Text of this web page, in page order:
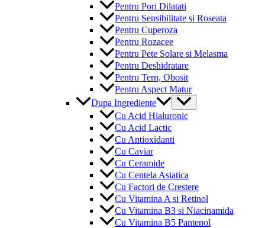
Pentru Pori Dilatati
Pentru Sensibilitate si Roseata
Pentru Cuperoza
Pentru Rozacee
Pentru Pete Solare si Melasma
Pentru Deshidratare
Pentru Tern, Obosit
Pentru Aspect Matur
Dupa Ingrediente
Menu
Toggle
Cu Acid Hialuronic
Cu Acid Lactic
Cu Antioxidanti
Cu Caviar
Cu Ceramide
Cu Centela Asiatica
Cu Factori de Crestere
Cu Vitamina A si Retinol
Cu Vitamina B3 si Niacinamida
Cu Vitamina B5 Pantenol